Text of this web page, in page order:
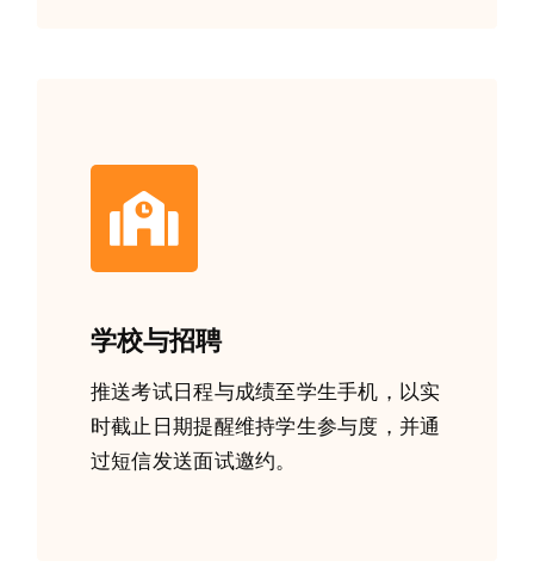
学校与招聘
推送考试日程与成绩至学生手机，以实
时截止日期提醒维持学生参与度，并通
过短信发送面试邀约。